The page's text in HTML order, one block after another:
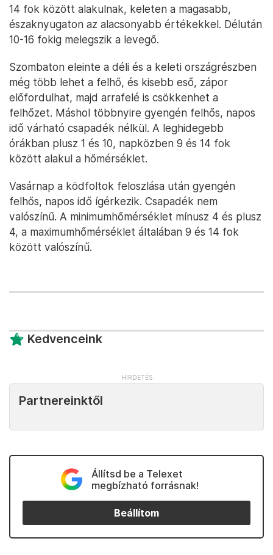
14 fok között alakulnak, keleten a magasabb,
északnyugaton az alacsonyabb értékekkel. Délután
10-16 fokig melegszik a levegő.
Szombaton eleinte a déli és a keleti országrészben
még több lehet a felhő, és kisebb eső, zápor
előfordulhat, majd arrafelé is csökkenhet a
felhőzet. Máshol többnyire gyengén felhős, napos
idő várható csapadék nélkül. A leghidegebb
órákban plusz 1 és 10, napközben 9 és 14 fok
között alakul a hőmérséklet.
Vasárnap a ködfoltok feloszlása után gyengén
felhős, napos idő ígérkezik. Csapadék nem
valószínű. A minimumhőmérséklet mínusz 4 és plusz
4, a maximumhőmérséklet általában 9 és 14 fok
között valószínű.
Kedvenceink
Partnereinktől
Állítsd be a Telexet
megbízható forrásnak!
Beállítom